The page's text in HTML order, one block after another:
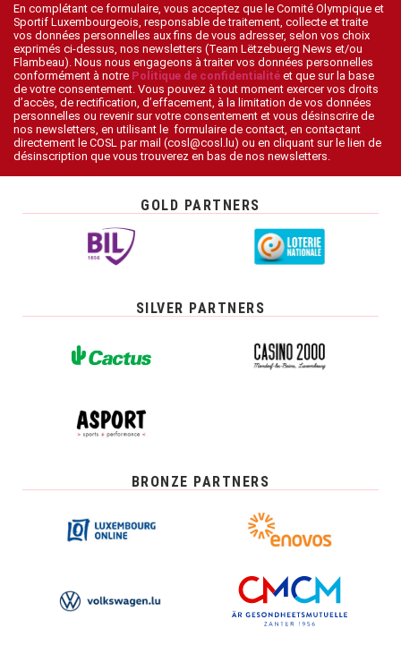
En complétant ce formulaire, vous acceptez que le Comité Olympique et
Sportif Luxembourgeois, responsable de traitement, collecte et traite
vos données personnelles aux fins de vous adresser, selon vos choix
exprimés ci-dessus, nos newsletters (Team Lëtzebuerg News et/ou
Flambeau). Nous nous engageons à traiter vos données personnelles
conformément à notre Politique de confidentialité et que sur la base
de votre consentement. Vous pouvez à tout moment exercer vos droits
d’accès, de rectification, d’effacement, à la limitation de vos données
personnelles ou revenir sur votre consentement et vous désinscrire de
nos newsletters, en utilisant le formulaire de contact, en contactant
directement le COSL par mail (cosl@cosl.lu) ou en cliquant sur le lien de
désinscription que vous trouverez en bas de nos newsletters.
GOLD PARTNERS
SILVER PARTNERS
BRONZE PARTNERS